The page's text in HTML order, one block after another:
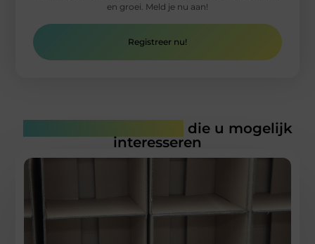
en groei. Meld je nu aan!
Registreer nu!
die u mogelijk
interesseren